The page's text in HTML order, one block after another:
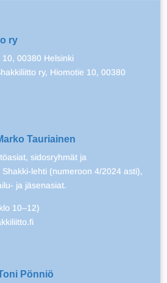
ry
00380 Helsinki
ry, Hiomotie 10, 00380
Tauriainen
sidosryhmät ja
lehti (numeroon 4/2024 asti),
ja jäsenasiat.
10–12)
Pönniö